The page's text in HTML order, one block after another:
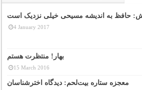
حافظ به اندیشه مسیحی خیلی نزدیک است
4 January 2017
بهار! منتظرت هستم
15 March 2016
معجزه ستاره بیت‌لحم: دیدگاه اخترشناسان